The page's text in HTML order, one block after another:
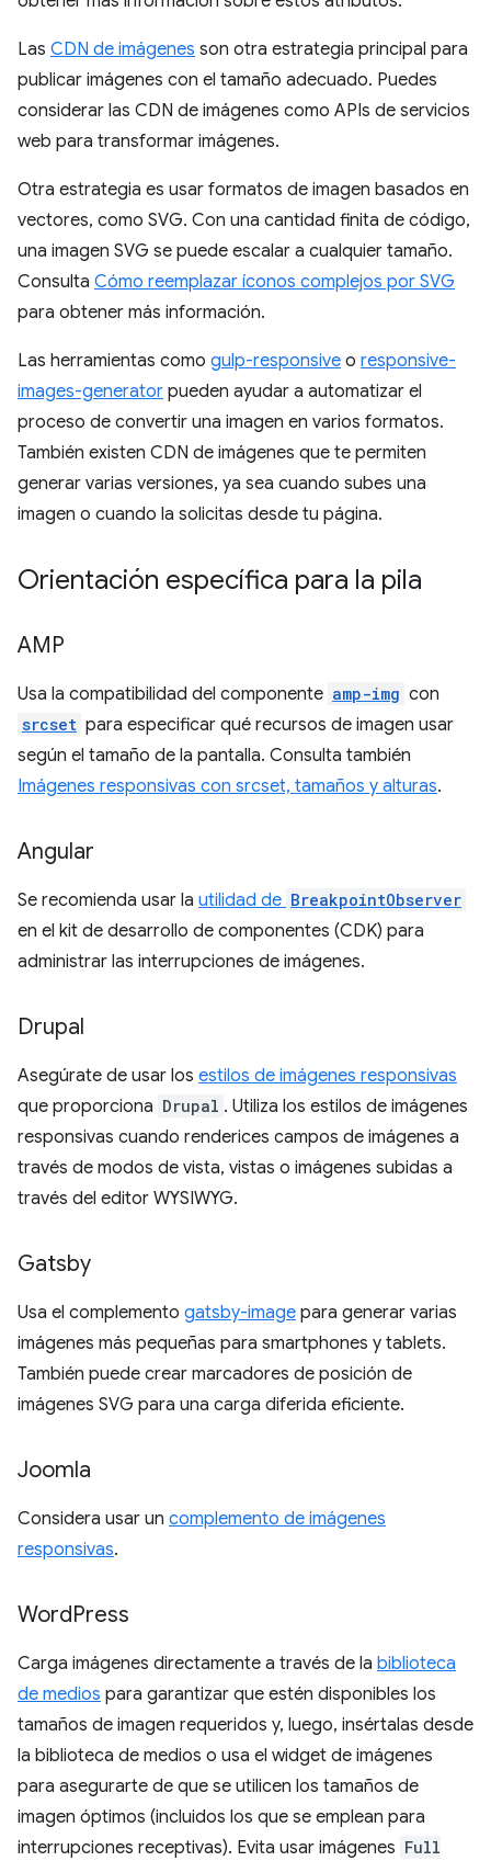
Las CDN de imágenes son otra estrategia principal para
publicar imágenes con el tamaño adecuado. Puedes
considerar las CDN de imágenes como APIs de servicios
web para transformar imágenes.
Otra estrategia es usar formatos de imagen basados en
vectores, como SVG. Con una cantidad finita de código,
una imagen SVG se puede escalar a cualquier tamaño.
Consulta Cómo reemplazar íconos complejos por SVG
para obtener más información.
Las herramientas como gulp-responsive o responsive-
images-generator pueden ayudar a automatizar el
proceso de convertir una imagen en varios formatos.
También existen CDN de imágenes que te permiten
generar varias versiones, ya sea cuando subes una
imagen o cuando la solicitas desde tu página.
Orientación específica para la pila
AMP
Usa la compatibilidad del componente amp-img con
srcset para especificar qué recursos de imagen usar
según el tamaño de la pantalla. Consulta también
Imágenes responsivas con srcset, tamaños y alturas.
Angular
Se recomienda usar la utilidad de BreakpointObserver
en el kit de desarrollo de componentes (CDK) para
administrar las interrupciones de imágenes.
Drupal
Asegúrate de usar los estilos de imágenes responsivas
que proporciona Drupal . Utiliza los estilos de imágenes
responsivas cuando renderices campos de imágenes a
través de modos de vista, vistas o imágenes subidas a
través del editor WYSIWYG.
Gatsby
Usa el complemento gatsby-image para generar varias
imágenes más pequeñas para smartphones y tablets.
También puede crear marcadores de posición de
imágenes SVG para una carga diferida eficiente.
Joomla
Considera usar un complemento de imágenes
responsivas.
WordPress
Carga imágenes directamente a través de la biblioteca
de medios para garantizar que estén disponibles los
tamaños de imagen requeridos y, luego, insértalas desde
la biblioteca de medios o usa el widget de imágenes
para asegurarte de que se utilicen los tamaños de
imagen óptimos (incluidos los que se emplean para
interrupciones receptivas). Evita usar imágenes Full